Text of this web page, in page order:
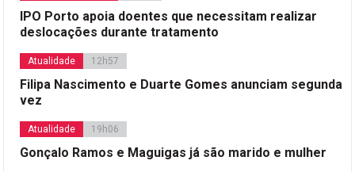
IPO Porto apoia doentes que necessitam realizar
deslocações durante tratamento
Atualidade 12h57
Filipa Nascimento e Duarte Gomes anunciam segunda
vez
Atualidade 19h06
Gonçalo Ramos e Maguigas já são marido e mulher